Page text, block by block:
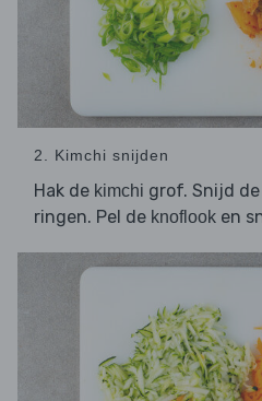
2. Kimchi snijden
Hak de kimchi grof. Snijd de
ringen. Pel de knoflook en